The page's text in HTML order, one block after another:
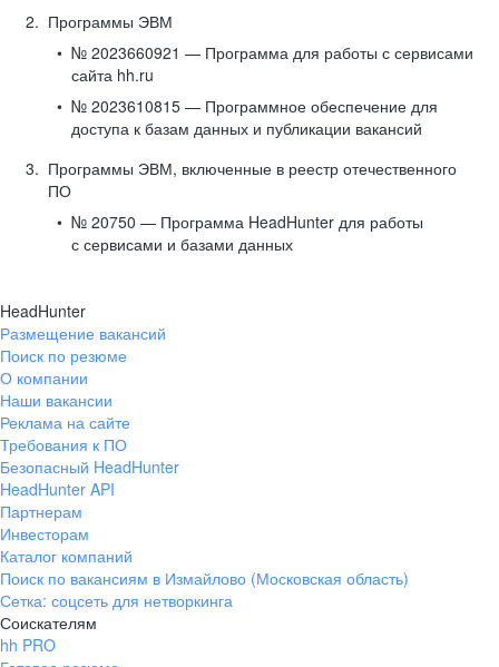
Программы ЭВМ
№ 2023660921 — Программа для работы с сервисами
сайта hh.ru
№ 2023610815 — Программное обеспечение для
доступа к базам данных и публикации вакансий
Программы ЭВМ, включенные в реестр отечественного
ПО
№ 20750 — Программа HeadHunter для работы
с сервисами и базами данных
HeadHunter
Размещение вакансий
Поиск по резюме
О компании
Наши вакансии
Реклама на сайте
Требования к ПО
Безопасный HeadHunter
HeadHunter API
Партнерам
Инвесторам
Каталог компаний
Поиск по вакансиям в Измайлово (Московская область)
Сетка: соцсеть для нетворкинга
Соискателям
hh PRO